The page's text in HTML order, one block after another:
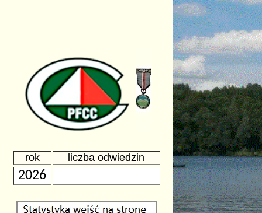
rok liczba odwiedzin
2026